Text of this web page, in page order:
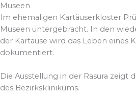
Museen
Im ehemaligen Kartäuserkloster
Museen untergebracht. In den
der Kartause wird das Leben eines
dokumentiert.
Die Ausstellung in der Rasura zeigt
des Bezirksklinikums.